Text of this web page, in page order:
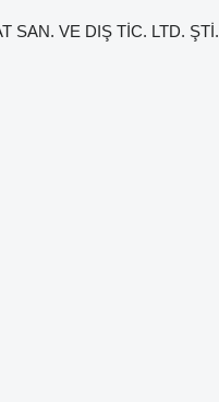
SAN. VE DIŞ TİC. LTD. ŞTİ.